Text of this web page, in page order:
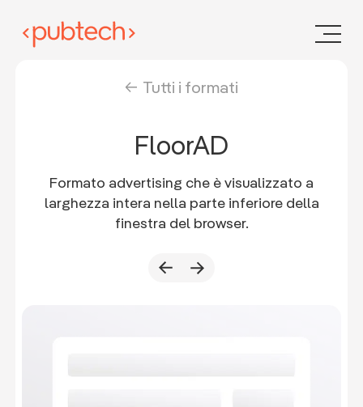
Tutti i formati
FloorAD
Formato advertising che è visualizzato a
larghezza intera nella parte inferiore della
finestra del browser.